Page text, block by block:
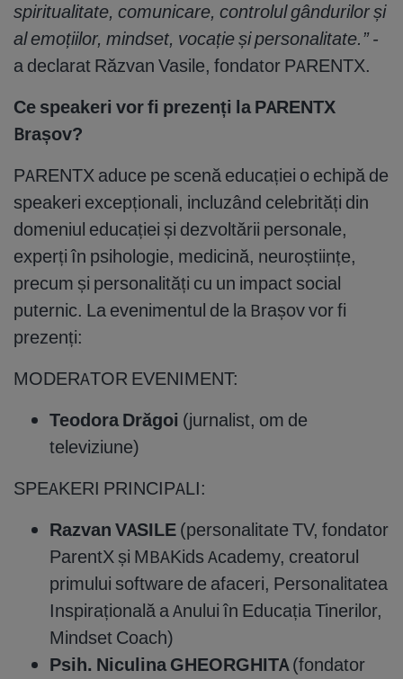
spiritualitate, comunicare, controlul gândurilor și
al emoțiilor, mindset, vocație și personalitate.” -
a declarat Răzvan Vasile, fondator PARENTX.
Ce speakeri vor fi prezenți la PARENTX
Brașov?
PARENTX aduce pe scenă educației o echipă de
speakeri excepționali, incluzând celebrități din
domeniul educației și dezvoltării personale,
experți în psihologie, medicină, neuroștiințe,
precum și personalități cu un impact social
puternic. La evenimentul de la Brașov vor fi
prezenți:
MODERATOR EVENIMENT:
Teodora Drăgoi (jurnalist, om de
televiziune)
SPEAKERI PRINCIPALI:
Razvan VASILE (personalitate TV, fondator
ParentX și MBAKids Academy, creatorul
primului software de afaceri, Personalitatea
Inspirațională a Anului în Educația Tinerilor,
Mindset Coach)
Psih. Niculina GHEORGHITA(fondator